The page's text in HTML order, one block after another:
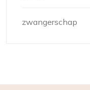
zwangerschap